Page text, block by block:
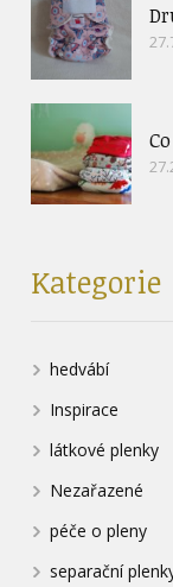
Kategorie
hedvábí
Inspirace
látkové plenky
Nezařazené
péče o pleny
separační